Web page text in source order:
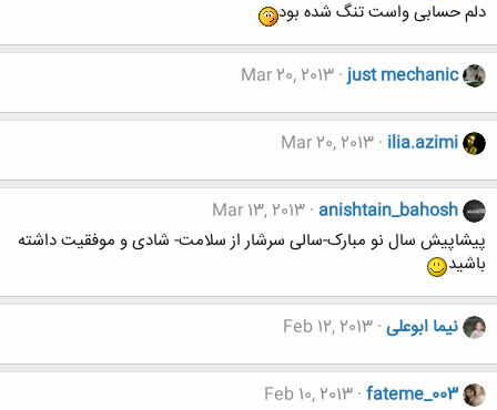
دلم حسابی واست تنگ شده بود
just mechanic
Mar 20, 2013
ilia.azimi
Mar 20, 2013
anishtain_bahosh
Mar 13, 2013
پیشاپیش سال نو مبارک-سالی سرشار از سلامت- شادی و موفقیت داشته
باشید
نیما ابوعلی Feb 12, 2013
fateme_003
Feb 10, 2013